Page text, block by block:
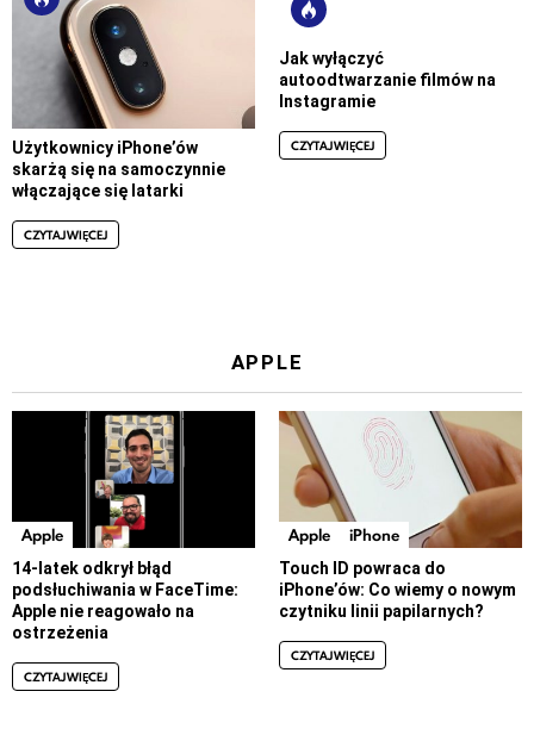
Użytkownicy iPhone’ów
skarżą się na samoczynnie
włączające się latarki
CZYTAJ WIĘCEJ
Jak wyłączyć
autoodtwarzanie filmów na
Instagramie
CZYTAJ WIĘCEJ
APPLE
Apple
14-latek odkrył błąd
podsłuchiwania w FaceTime:
Apple nie reagowało na
ostrzeżenia
CZYTAJ WIĘCEJ
Apple iPhone
Touch ID powraca do
iPhone’ów: Co wiemy o nowym
czytniku linii papilarnych?
CZYTAJ WIĘCEJ